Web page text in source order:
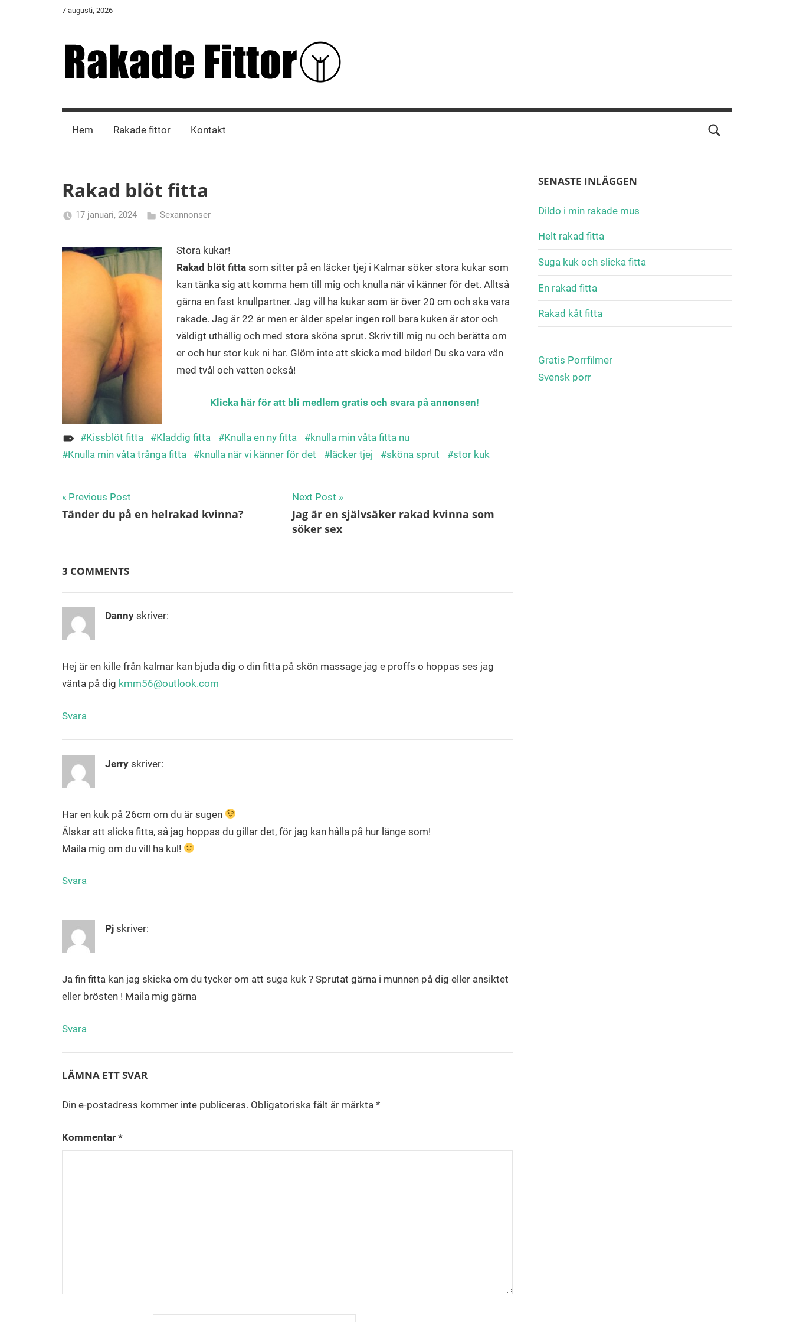
7 augusti, 2026
Rakade
Fittor
Hem Rakade fittor Kontakt
Rakad blöt fitta
17 januari, 2024
Sexannonser
Stora kukar!
Rakad blöt fitta som sitter på en läcker tjej i Kalmar söker stora kukar som
kan tänka sig att komma hem till mig och knulla när vi känner för det. Alltså
gärna en fast knullpartner. Jag vill ha kukar som är över 20 cm och ska vara
rakade. Jag är 22 år men er ålder spelar ingen roll bara kuken är stor och
väldigt uthållig och med stora sköna sprut. Skriv till mig nu och berätta om
er och hur stor kuk ni har. Glöm inte att skicka med bilder! Du ska vara vän
med tvål och vatten också!
Klicka här för att bli medlem gratis och svara på annonsen!
Kissblöt fitta Kladdig fitta Knulla en ny fitta
knulla min våta fitta nu
Knulla min våta trånga fitta
knulla när vi känner för det läcker tjej sköna sprut stor kuk
Inläggsnavigering
Previous Post
Tänder du på en helrakad kvinna?
Next Post
Jag är en självsäker rakad kvinna som
söker sex
3 COMMENTS
Danny skriver:
Hej är en kille från kalmar kan bjuda dig o din fitta på skön massage jag e proffs o hoppas ses jag
vänta på dig kmm56@outlook.com
Svara
Jerry skriver:
Har en kuk på 26cm om du är sugen
Älskar att slicka fitta, så jag hoppas du gillar det, för jag kan hålla på hur länge som!
Maila mig om du vill ha kul!
Svara
Pj skriver:
Ja fin fitta kan jag skicka om du tycker om att suga kuk ? Sprutat gärna i munnen på dig eller ansiktet
eller brösten ! Maila mig gärna
Svara
LÄMNA ETT SVAR
Din e-postadress kommer inte publiceras. Obligatoriska fält är märkta *
Kommentar *
SENASTE INLÄGGEN
Dildo i min rakade mus
Helt rakad fitta
Suga kuk och slicka fitta
En rakad fitta
Rakad kåt fitta
Gratis Porrfilmer
Svensk porr